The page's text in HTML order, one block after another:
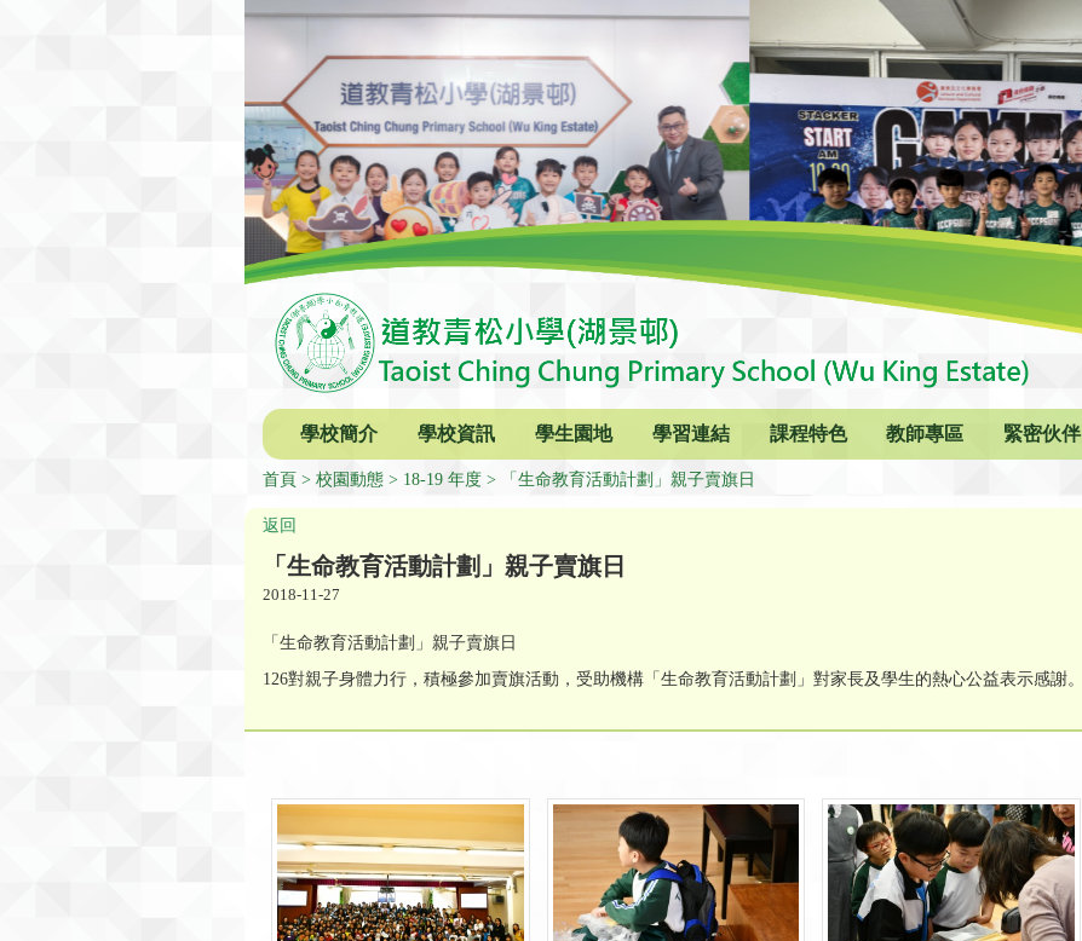
學校簡介 學校資訊 學生園地 學習連結 課程特色 教師專區 緊密伙伴
首頁 校園動態 18-19 年度 「生命教育活動計劃」親子賣旗日
返回
「生命教育活動計劃」親子賣旗日
2018-11-27
「生命教育活動計劃」親子賣旗日
126對親子身體力行，積極參加賣旗活動，受助機構「生命教育活動計劃」對家長及學生的熱心公益表示感謝。